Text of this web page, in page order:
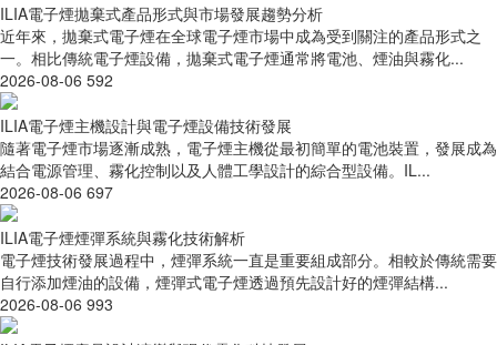
ILIA電子煙拋棄式產品形式與市場發展趨勢分析
近年來，拋棄式電子煙在全球電子煙市場中成為受到關注的產品形式之
一。相比傳統電子煙設備，拋棄式電子煙通常將電池、煙油與霧化...
2026-08-06 592
ILIA電子煙主機設計與電子煙設備技術發展
隨著電子煙市場逐漸成熟，電子煙主機從最初簡單的電池裝置，發展成為
結合電源管理、霧化控制以及人體工學設計的綜合型設備。IL...
2026-08-06 697
ILIA電子煙煙彈系統與霧化技術解析
電子煙技術發展過程中，煙彈系統一直是重要組成部分。相較於傳統需要
自行添加煙油的設備，煙彈式電子煙透過預先設計好的煙彈結構...
2026-08-06 993